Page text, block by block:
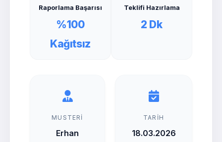
Raporlama Başarısı
%100
Kağıtsız
Teklifi Hazırlama
2 Dk
MUSTERI
Erhan
TARIH
18.03.2026